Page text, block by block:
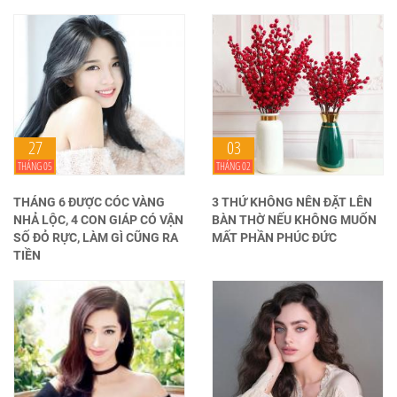
27
THÁNG 05
THÁNG 6 ĐƯỢC CÓC VÀNG
NHẢ LỘC, 4 CON GIÁP CÓ VẬN
SỐ ĐỎ RỰC, LÀM GÌ CŨNG RA
TIỀN
03
THÁNG 02
3 THỨ KHÔNG NÊN ĐẶT LÊN
BÀN THỜ NẾU KHÔNG MUỐN
MẤT PHẦN PHÚC ĐỨC